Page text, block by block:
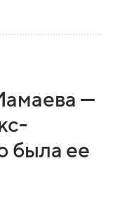
—
была ее